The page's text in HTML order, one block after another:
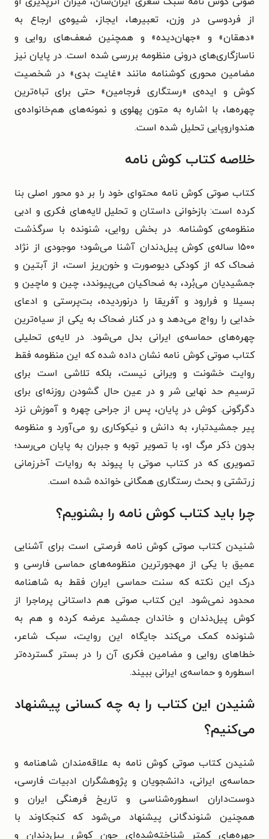
از فردوسی در وزن، تعبیرها، ایجاز، شیوه‌ی ارجاع به
«دهقان» و «جهان‌دیده» و همچنین ضعف‌های روایی و
ناسازگاری‌های درونی منظومه بررسی شده است. در پایان نیز
مضامین محوری کوشنامه مانند «غایت بدی» در شخصیت
کوش و ایده‌ی «رستگاری فرجامین» حتی برای تباه‌ترین
چهره‌ها، با اشاره به متون پهلوی و نمونه‌های هم‌خانواده‌ی
هندواروپایی تحلیل شده است.
خلاصه کتاب کوش نامه
کتاب صوتی کوش نامه محتوای خود را بر دو محور اصلی بنا
کرده است: بازخوانی داستان و تحلیل لایه‌های فکری و ادبی
منظومه‌ی کوشنامه. در بخش روایی، شنونده با سرگذشت
۱۵۰۰ ساله‌ی کوش پیل‌دندان آشنا می‌شود؛ موجودی از نژاد
ضحاک که از کودکی دیوصورت و خون‌ریز است، از آبتین و
جمشیدیان می‌بُرد، به ضحاکیان می‌پیوندد، چین و ماچین و
بسیلا و فرارود و آفریقا را درنوردیده، بت‌پرستی و ادعای
خدایی را رواج می‌دهد و در کنار ضحاک به یکی از سیاه‌ترین
چهره‌های حماسه‌ی ایرانی بدل می‌شود. در لایه‌ی تحلیلی
کتاب صوتی کوش نامه نشان داده شده که این منظومه فقط
روایت خشونت و ویرانی نیست، بلکه تلاشی است برای
ترسیم حد نهایی شر و در عین حال گشودن روزنه‌ای برای
دگرگونی. کوش در پایان، پس از جراحی چهره و آموزش نزد
پیر جمشیدتبار، به دانش و نیکوکاری رو می‌آورد و منظومه
بدون ذکر مرگ او، با تصویر توبه و جبران به پایان می‌رسد؛
تصویری که در کتاب صوتی با پیوند به روایات آخرزمانی
زرتشتی و بحث رستگاری همگانی خوانده شده است.
چرا باید کتاب کوش نامه را بشنویم؟
شنیدن کتاب صوتی کوش نامه فرصتی است برای آشنایی
عمیق با یکی از مهجورترین منظومه‌های حماسی فارسی و
درک این نکته که سنت حماسی ایران فقط به شاهنامه
محدود نمی‌شود. این کتاب صوتی هم داستانی پرماجرا از
کوش پیل‌دندان و خاندان جمشید عرضه کرده و هم به
شنونده کمک می‌کند جایگاه این روایت، سبک شاعر،
خطاهای روایی و مضامین فکری آن را در بستر گسترده‌تر
اسطوره و حماسه‌ی ایرانی ببیند.
شنیدن این کتاب را به چه کسانی پیشنهاد
می‌کنیم؟
شنیدن کتاب صوتی کوش نامه به علاقه‌مندان شاهنامه و
حماسه‌ی ایرانی، دانشجویان و پژوهشگران ادبیات فارسی،
دوست‌داران اسطوره‌شناسی و تاریخ فرهنگی ایران و
همچنین شنوندگانی پیشنهاد می‌شود که کنجکاوند با
چهره‌های کمتر شناخته‌شده‌ای چون کوش پیل‌دندان و